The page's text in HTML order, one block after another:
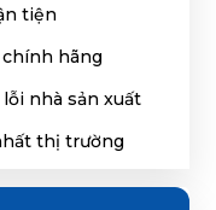
tiện
chính hãng
lỗi nhà sản xuất
thị trường